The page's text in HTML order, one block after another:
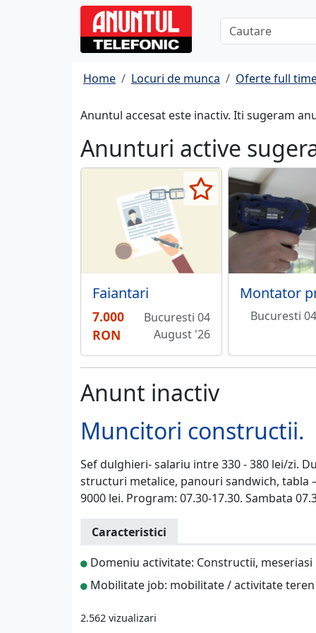
Home Locuri de munca Oferte full
Anuntul accesat este inactiv. Iti sugeram
Anunturi active
Faiantari
7.000
RON
Bucuresti 04
August '26
Bucuresti
Anunt inactiv
Muncitori constructii.
Sef dulghieri- salariu intre 330 - 380 lei/zi.
structuri metalice, panouri sandwich, tabla
9000 lei. Program: 07.30-17.30. Sambata
Caracteristici
Domeniu activitate: Constructii, meseriasi
Mobilitate job: mobilitate / activitate teren
2.562 vizualizari